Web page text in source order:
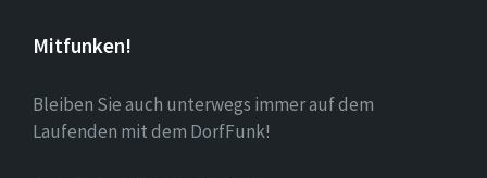
Mitfunken!
Bleiben Sie auch unterwegs immer auf dem
Laufenden mit dem DorfFunk!